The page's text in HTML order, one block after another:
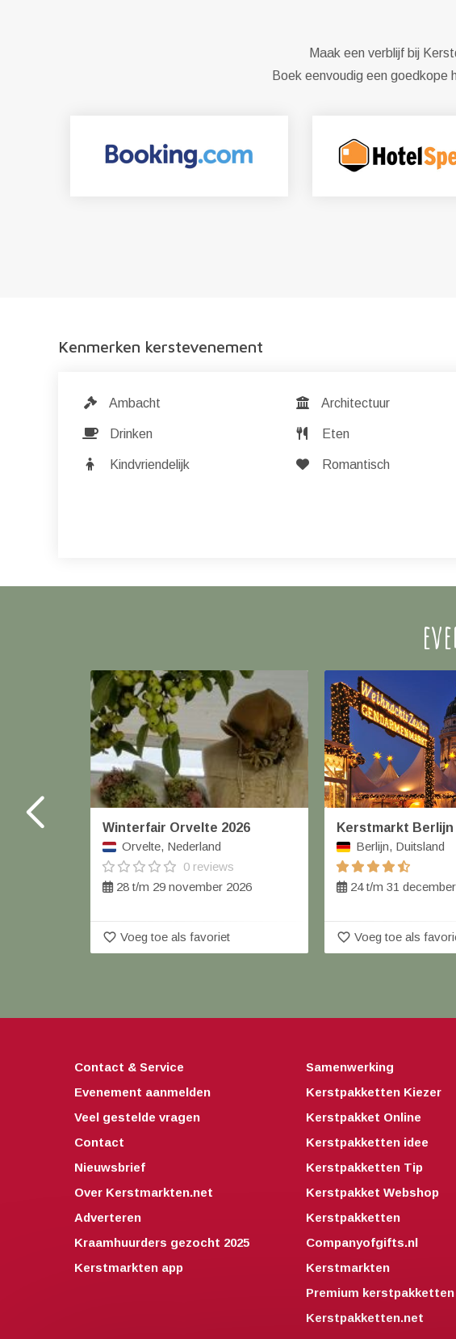
Maak een verblijf bij
Boek eenvoudig een goedkope
Kenmerken kerstevenement
Ambacht Architectuur
Drinken Eten
Kindvriendelijk Romantisch
Winterfair Orvelte 2026
Orvelte, Nederland
0 reviews
28 t/m 29 november 2026
favorite_border Voeg toe als favoriet
Kerstmarkt Berlijn
Berlijn, Duitsland
24 t/m 31
favorite_border Voeg toe als
Contact & Service
Evenement aanmelden
Veel gestelde vragen
Contact
Nieuwsbrief
Over Kerstmarkten.net
Adverteren
Kraamhuurders gezocht 2025
Kerstmarkten app
Samenwerking
Kerstpakketten Kiezer
Kerstpakket Online
Kerstpakketten idee
Kerstpakketten Tip
Kerstpakket Webshop
Kerstpakketten
Companyofgifts.nl
Kerstmarkten
Premium kerstpakketten
Kerstpakketten.net